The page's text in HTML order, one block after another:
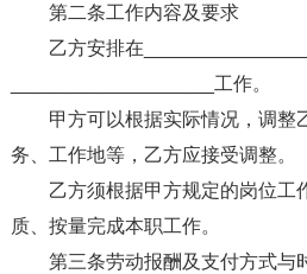
第二条工作内容及要求
乙方安排在
___________________工作。
甲方可以根据实际情况，调整
务、工作地等，乙方应接受调整。
乙方须根据甲方规定的岗位工
质、按量完成本职工作。
第三条劳动报酬及支付方式与